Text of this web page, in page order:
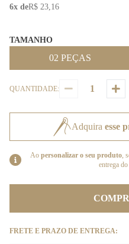
6x deR$ 23,16
TAMANHO
02 PEÇAS
QUANTIDADE:
Adquira esse
Ao personalizar o seu produto,
entrega
FRETE E PRAZO DE ENTREGA: